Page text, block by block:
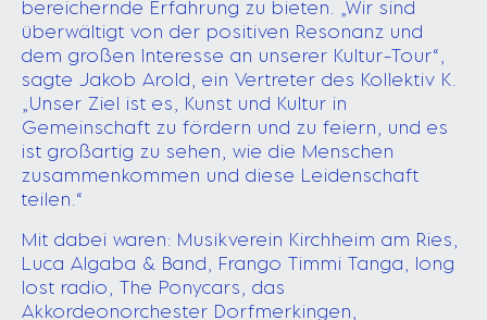
bereichernde Erfahrung zu bieten. „Wir sind
überwältigt von der positiven Resonanz und
dem großen Interesse an unserer Kultur-Tour“,
sagte Jakob Arold, ein Vertreter des Kollektiv K.
„Unser Ziel ist es, Kunst und Kultur in
Gemeinschaft zu fördern und zu feiern, und es
ist großartig zu sehen, wie die Menschen
zusammenkommen und diese Leidenschaft
teilen.“
Mit dabei waren: Musikverein Kirchheim am Ries,
Luca Algaba & Band, Frango Timmi Tanga, long
lost radio, The Ponycars, das
Akkordeonorchester Dorfmerkingen,